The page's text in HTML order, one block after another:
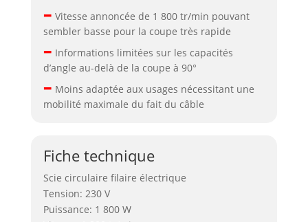
– Vitesse annoncée de 1 800 tr/min pouvant
sembler basse pour la coupe très rapide
– Informations limitées sur les capacités
d’angle au-delà de la coupe à 90°
– Moins adaptée aux usages nécessitant une
mobilité maximale du fait du câble
Fiche technique
Scie circulaire filaire électrique
Tension: 230 V
Puissance: 1 800 W